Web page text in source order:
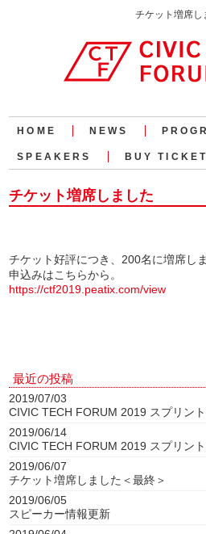
チケット増席し
HOME NEWS
SPEAKERS BUY TICKET
チケット増席しました
チケット好評につき、200名に増席しま
申込みはこちらから。
https://ctf2019.peatix.com/view
最近の投稿
2019/07/03
CIVIC TECH FORUM 2019 スプリン
2019/06/14
CIVIC TECH FORUM 2019 スプリン
2019/06/07
チケット増席しました＜最終＞
2019/06/05
スピーカー情報更新